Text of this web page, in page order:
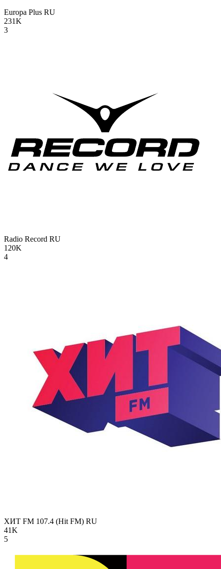
Europa Plus RU
231K
3
Radio Record RU
120K
4
ХИТ FM 107.4 (Hit FM) RU
41K
5